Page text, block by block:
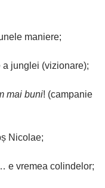
maniere;
junglei (vizionare);
mai buni! (campanie
Nicolae;
e vremea colindelor;